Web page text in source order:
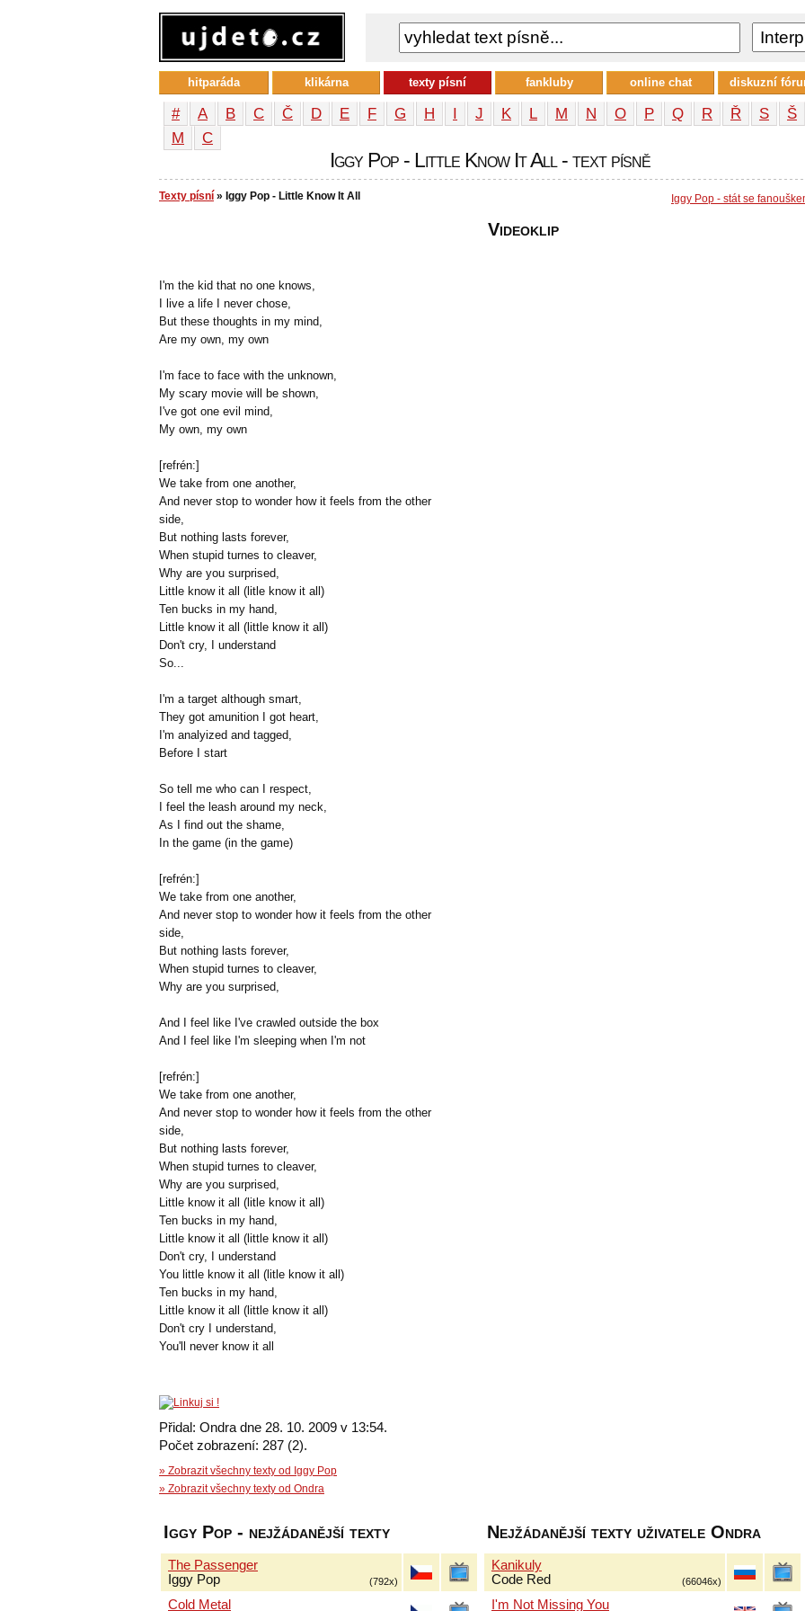
# A B C Č D E F G H I J K L M N O P Q R Ř S Š
М
С
Iggy Pop - Little Know It All - text písně
Texty písní » Iggy Pop - Little Know It All Iggy Pop - stát se
I'm the kid that no one knows,
I live a life I never chose,
But these thoughts in my mind,
Are my own, my own
I'm face to face with the unknown,
My scary movie will be shown,
I've got one evil mind,
My own, my own
[refrén:]
We take from one another,
And never stop to wonder how it feels from the other
side,
But nothing lasts forever,
When stupid turnes to cleaver,
Why are you surprised,
Little know it all (litle know it all)
Ten bucks in my hand,
Little know it all (little know it all)
Don't cry, I understand
So...
I'm a target although smart,
They got amunition I got heart,
I'm analyized and tagged,
Before I start
So tell me who can I respect,
I feel the leash around my neck,
As I find out the shame,
In the game (in the game)
[refrén:]
We take from one another,
And never stop to wonder how it feels from the other
side,
But nothing lasts forever,
When stupid turnes to cleaver,
Why are you surprised,
And I feel like I've crawled outside the box
And I feel like I'm sleeping when I'm not
[refrén:]
We take from one another,
And never stop to wonder how it feels from the other
side,
But nothing lasts forever,
When stupid turnes to cleaver,
Why are you surprised,
Little know it all (litle know it all)
Ten bucks in my hand,
Little know it all (little know it all)
Don't cry, I understand
You little know it all (litle know it all)
Ten bucks in my hand,
Little know it all (little know it all)
Don't cry I understand,
You'll never know it all
Přidal: Ondra dne 28. 10. 2009 v 13:54.
Počet zobrazení: 287 (2).
» Zobrazit všechny texty od Iggy Pop
» Zobrazit všechny texty od Ondra
Videoklip
Iggy Pop - nejžádanější texty
The Passenger
Iggy Pop
(792x)
Cold Metal
Nejžádanější texty uživatele Ondra
Kanikuly
Code Red
(66046x)
I'm Not Missing You
hitparáda klikárna texty písní fankluby online chat diskuzní